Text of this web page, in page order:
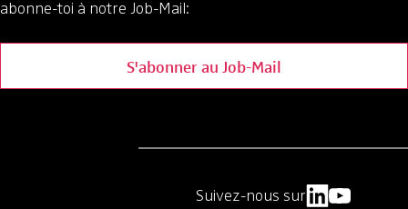
abonne-toi à notre Job-Mail:
S'abonner au Job-Mail
Suivez-nous sur